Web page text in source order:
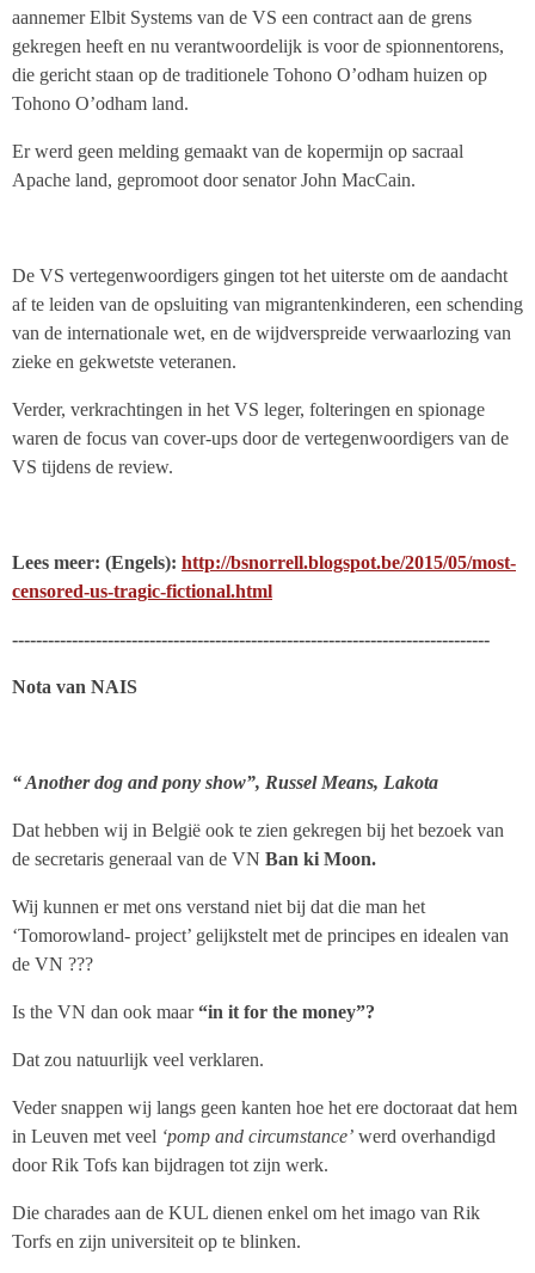
aannemer Elbit Systems van de VS een contract aan de grens
gekregen heeft en nu verantwoordelijk is voor de spionnentorens,
die gericht staan op de traditionele Tohono O’odham huizen op
Tohono O’odham land.
Er werd geen melding gemaakt van de kopermijn op sacraal
Apache land, gepromoot door senator John MacCain.
De VS vertegenwoordigers gingen tot het uiterste om de aandacht
af te leiden van de opsluiting van migrantenkinderen, een schending
van de internationale wet, en de wijdverspreide verwaarlozing van
zieke en gekwetste veteranen.
Verder, verkrachtingen in het VS leger, folteringen en spionage
waren de focus van cover-ups door de vertegenwoordigers van de
VS tijdens de review.
Lees meer: (Engels): http://bsnorrell.blogspot.be/2015/05/most-
censored-us-tragic-fictional.html
--------------------------------------------------------------------------------
Nota van NAIS
“ Another dog and pony show”, Russel Means, Lakota
Dat hebben wij in België ook te zien gekregen bij het bezoek van
de secretaris generaal van de VN Ban ki Moon.
Wij kunnen er met ons verstand niet bij dat die man het
‘Tomorowland- project’ gelijkstelt met de principes en idealen van
de VN ???
Is the VN dan ook maar“in it for the money”?
Dat zou natuurlijk veel verklaren.
Veder snappen wij langs geen kanten hoe het ere doctoraat dat hem
in Leuven met veel ‘pomp and circumstance’ werd overhandigd
door Rik Tofs kan bijdragen tot zijn werk.
Die charades aan de KUL dienen enkel om het imago van Rik
Torfs en zijn universiteit op te blinken.